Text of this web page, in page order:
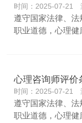
时间：2025-07-21
遵守国家法律、
职业道德，心理健
心理咨询师评价
时间：2025-07-21
遵守国家法律、
职业道德，心理健